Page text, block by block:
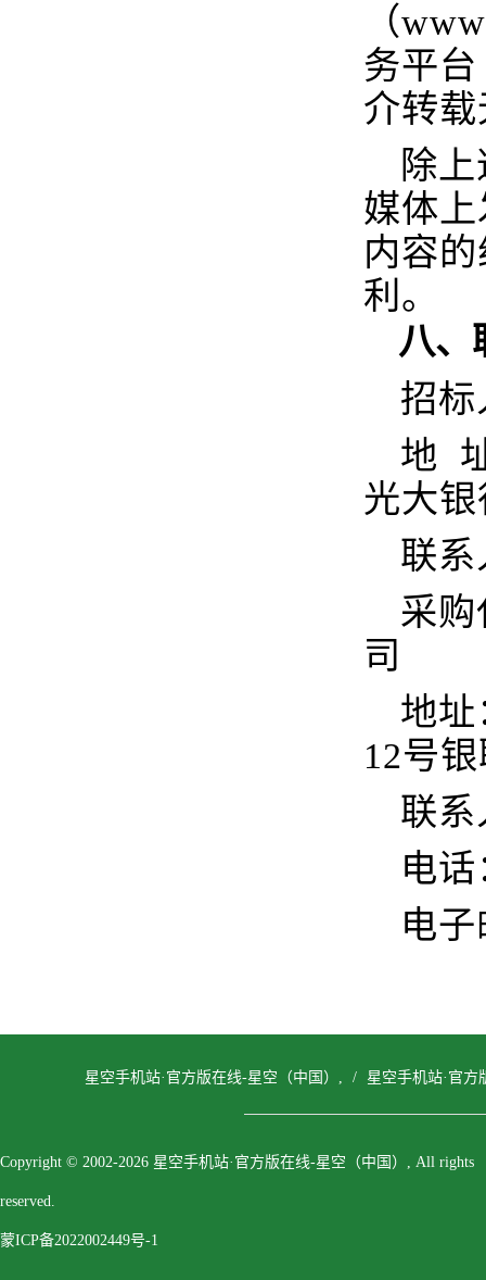
（
务平台
介转
除
媒体
内容
利。
八、
招
地
光大
联
采
司
地
12号
联
电话
电子
星空手机站·官方版在线-星空（中国）, / 星空手机站·官方
Copyright © 2002-2026 星空手机站·官方版在线-星空（中国）, All rights
reserved.
蒙ICP备2022002449号-1